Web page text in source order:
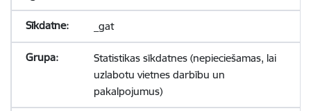
_gat
Statistikas sīkdatnes (nepieciešamas, lai
uzlabotu vietnes darbību un
pakalpojumus)